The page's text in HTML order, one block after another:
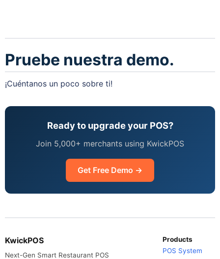
Pruebe nuestra demo.
¡Cuéntanos un poco sobre ti!
Ready to upgrade your POS?
Join 5,000+ merchants using KwickPOS
Get Free Demo →
KwickPOS
Next-Gen Smart Restaurant POS
Products
POS System